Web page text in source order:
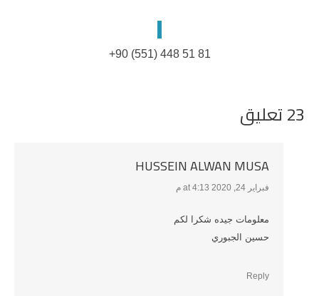
+90 (551) 448 51 81
23 تعليق
HUSSEIN ALWAN MUSA
says:
فبراير 24, 2020 at 4:13 م
معلومات جيده شكرا لكم
حسين الجبوري
Reply